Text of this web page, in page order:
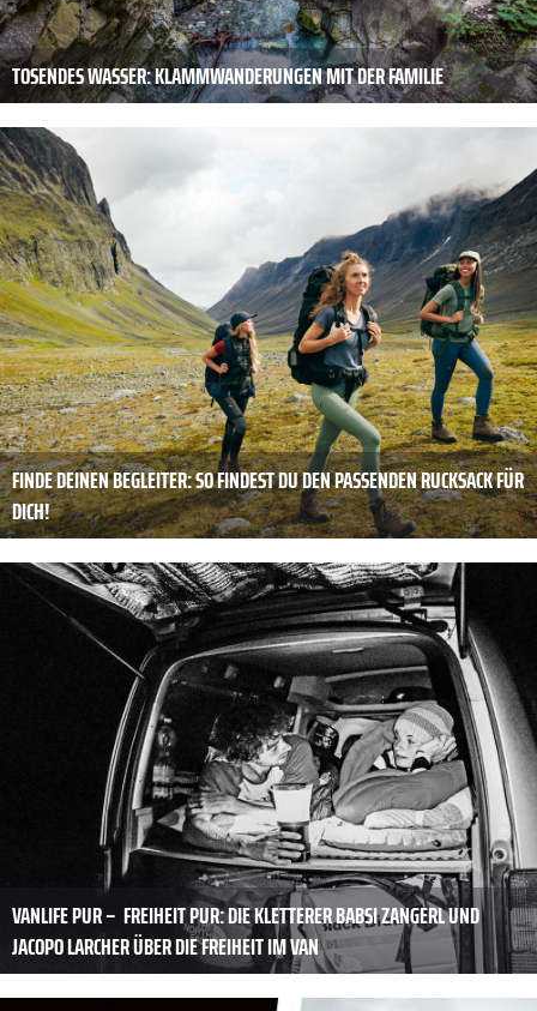
TOSENDES WASSER: KLAMMWANDERUNGEN MIT DER FAMILIE
FINDE DEINEN BEGLEITER: SO FINDEST DU DEN PASSENDEN RUCKSACK FÜR
DICH!
VANLIFE PUR – ­ FREIHEIT PUR: DIE KLETTERER BABSI ZANGERL UND
JACOPO LARCHER ÜBER DIE FREIHEIT IM VAN